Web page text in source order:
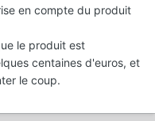
en compte du produit
le produit est
centaines d'euros, et
le coup.